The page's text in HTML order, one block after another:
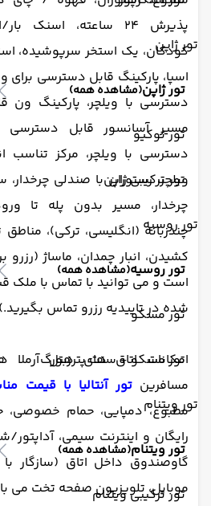
تور ژاپن
تور ژاپن(مشاهده همه)
تور توکیو
تور ترکیبی ژاپن
تور روسیه
تور روسیه(مشاهده همه)
تور مسکو
تور مسکو + سنت پترزبورگ
تور ویتنام
تور ویتنام(مشاهده همه)
تور ترکیبی ویتنام
پذیرش 24 ساعته،
کودکان، یک استخر سرپوشیده،
اسپا، پارکینگ قابل دسترسی برای
دسترسی با ویلچر، پارکینگ ون
مسیر آسانسور قابل دسترسی
دسترسی با ویلچر، مرکز تناسب
ویلچر، رستوران با صندلی
چرخدار، مسیر بدون پله تا
چندزبانه (انگلیسی، ترکی)،
کشیدن، انبار چمدان، ماساژ (رزرو
است و می توانید با تماس با ملک
شده در تاییدیه رزرو تماس
امکانات اتاق های هتل آرملا
مسافرینتور آنتالیا با قیمت
مطبوع، دمپایی، حمام خصوصی،
رایگان و اینترنت سیمی، آداپتور/
گاوصندوق داخل اتاق (سازگار
موبایل، تلویزیون صفحه تخت می